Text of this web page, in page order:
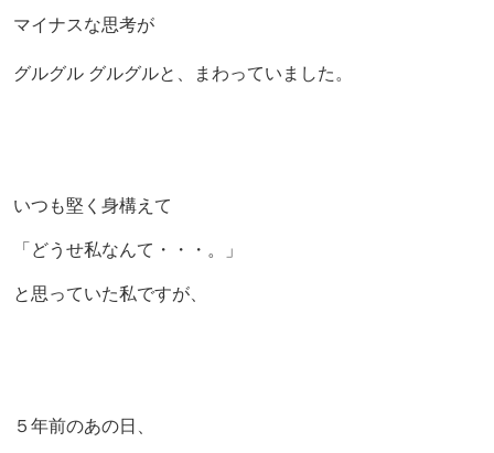
マイナスな思考が
グルグル グルグルと、まわっていました。
いつも堅く身構えて
「どうせ私なんて・・・。」
と思っていた私ですが、
５年前のあの日、